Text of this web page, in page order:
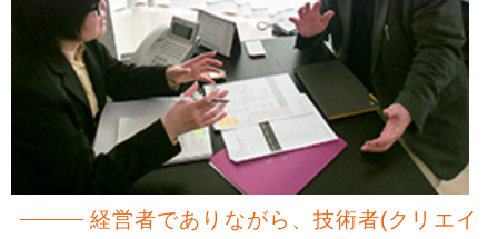
経営者でありながら、技術者(クリエイ